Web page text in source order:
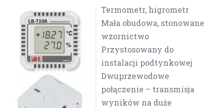
Termometr, higrometr
Mała obudowa, stonowane
wzornictwo
Przystosowany do
instalacji podtynkowej
Dwuprzewodowe
połączenie – transmisja
wyników na duże